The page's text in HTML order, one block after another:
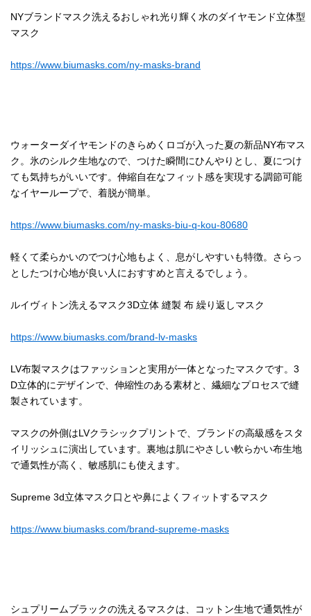
NYブランドマスク洗えるおしゃれ光り輝く水のダイヤモンド立体型
マスク
https://www.biumasks.com/ny-masks-brand
ウォーターダイヤモンドのきらめくロゴが入った夏の新品NY布マス
ク。氷のシルク生地なので、つけた瞬間にひんやりとし、夏につけ
ても気持ちがいいです。伸縮自在なフィット感を実現する調節可能
なイヤーループで、着脱が簡単。
https://www.biumasks.com/ny-masks-biu-q-kou-80680
軽くて柔らかいのでつけ心地もよく、息がしやすいも特徴。さらっ
としたつけ心地が良い人におすすめと言えるでしょう。
ルイヴィトン洗えるマスク3D立体 縫製 布 繰り返しマスク
https://www.biumasks.com/brand-lv-masks
LV布製マスクはファッションと実用が一体となったマスクです。3
D立体的にデザインで、伸縮性のある素材と、繊細なプロセスで縫
製されています。
マスクの外側はLVクラシックプリントで、ブランドの高級感をスタ
イリッシュに演出しています。裏地は肌にやさしい軟らかい布生地
で通気性が高く、敏感肌にも使えます。
Supreme 3d立体マスク口とや鼻によくフィットするマスク
https://www.biumasks.com/brand-supreme-masks
シュプリームブラックの洗えるマスクは、コットン生地で通気性が